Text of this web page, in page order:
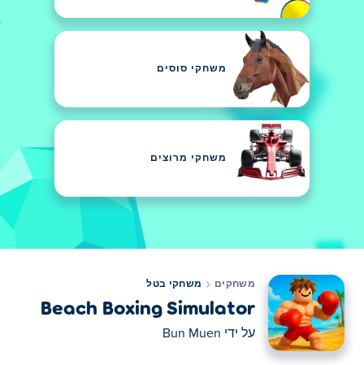
משחקי סוסים
משחקי מרוצים
משחקים משחקי בטל
Beach Boxing Simulator
על ידי Bun Muen